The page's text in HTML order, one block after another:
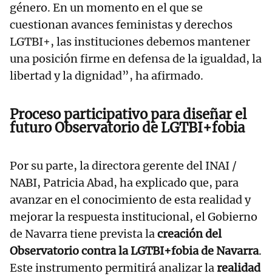
género. En un momento en el que se
cuestionan avances feministas y derechos
LGTBI+, las instituciones debemos mantener
una posición firme en defensa de la igualdad, la
libertad y la dignidad”, ha afirmado.
Proceso participativo para diseñar el
futuro Observatorio de LGTBI+fobia
Por su parte, la directora gerente del INAI /
NABI, Patricia Abad, ha explicado que, para
avanzar en el conocimiento de esta realidad y
mejorar la respuesta institucional, el Gobierno
de Navarra tiene prevista lacreación del
Observatorio contra la LGTBI+fobia de Navarra.
Este instrumento permitirá analizar larealidad